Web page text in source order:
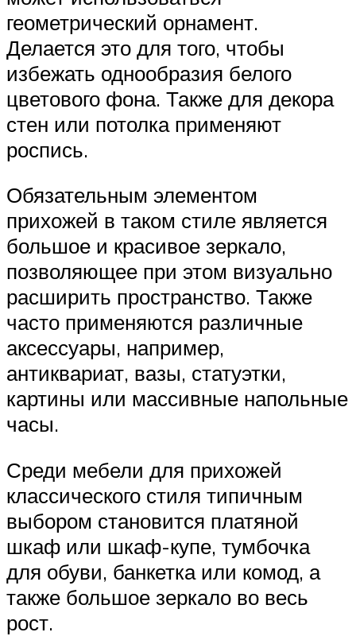
геометрический орнамент.
Делается это для того, чтобы
избежать однообразия белого
цветового фона. Также для декора
стен или потолка применяют
роспись.
Обязательным элементом
прихожей в таком стиле является
большое и красивое зеркало,
позволяющее при этом визуально
расширить пространство. Также
часто применяются различные
аксессуары, например,
антиквариат, вазы, статуэтки,
картины или массивные напольные
часы.
Среди мебели для прихожей
классического стиля типичным
выбором становится платяной
шкаф или шкаф-купе, тумбочка
для обуви, банкетка или комод, а
также большое зеркало во весь
рост.